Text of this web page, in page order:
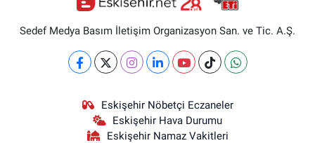
Sedef Medya Basım İletişim Organizasyon San. ve Tic. A.Ş.
Eskişehir Nöbetçi Eczaneler
Eskişehir Hava Durumu
Eskişehir Namaz Vakitleri